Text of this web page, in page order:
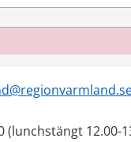
(lunchstängt 12.00-